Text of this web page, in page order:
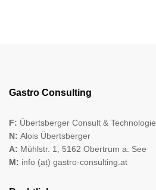
Gastro Consulting
F: Übertsberger Consult & Technologie
N: Alois Übertsberger
A: Mühlstr. 1, 5162 Obertrum a. See
M: info (at) gastro-consulting.at